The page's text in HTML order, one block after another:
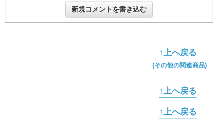
新規コメントを書き込む
↑上へ戻る
(その他の関連商品)
↑上へ戻る
↑上へ戻る